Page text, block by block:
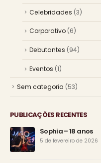
Celebridades (3)
Corporativo (6)
Debutantes (94)
Eventos (1)
Sem categoria (53)
PUBLICAÇÕES RECENTES
Sophia – 18 anos
5 de fevereiro de 2026